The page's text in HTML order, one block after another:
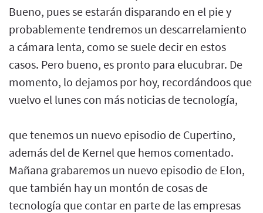
Bueno, pues se estarán disparando en el pie y
probablemente tendremos un descarrelamiento
a cámara lenta, como se suele decir en estos
casos. Pero bueno, es pronto para elucubrar. De
momento, lo dejamos por hoy, recordándoos que
vuelvo el lunes con más noticias de tecnología,
que tenemos un nuevo episodio de Cupertino,
además del de Kernel que hemos comentado.
Mañana grabaremos un nuevo episodio de Elon,
que también hay un montón de cosas de
tecnología que contar en parte de las empresas